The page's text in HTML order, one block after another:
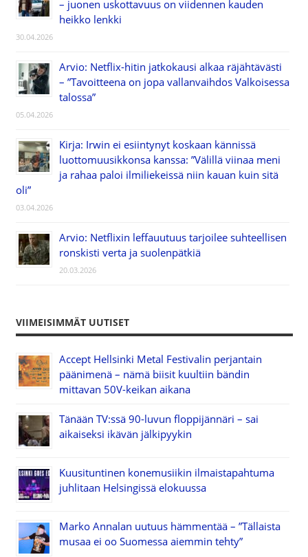
– juonen uskottavuus on viidennen kauden
heikko lenkki
30.04.2026
Arvio: Netflix-hitin jatkokausi alkaa räjähtävästi
– ”Tavoitteena on jopa vallanvaihdos Valkoisessa
talossa”
05.04.2026
Kirja: Irwin ei esiintynyt koskaan kännissä
luottomuusikkonsa kanssa: ”Välillä viinaa meni
ja rahaa paloi ilmiliekeissä niin kauan kuin sitä
oli”
03.04.2026
Arvio: Netflixin leffauutuus tarjoilee suhteellisen
ronskisti verta ja suolenpätkiä
20.03.2026
VIIMEISIMMÄT UUTISET
Accept Hellsinki Metal Festivalin perjantain
päänimenä – nämä biisit kuultiin bändin
mittavan 50V-keikan aikana
Tänään TV:ssä 90-luvun floppijännäri – sai
aikaiseksi ikävän jälkipyykin
Kuusituntinen konemusiikin ilmaistapahtuma
juhlitaan Helsingissä elokuussa
Marko Annalan uutuus hämmentää – ”Tällaista
musaa ei oo Suomessa aiemmin tehty”